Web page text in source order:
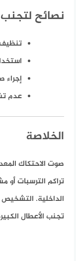
نصائح
تنظيف
إجراء
عدم
الخلاصة
صوت الاحتكاك
تراكم الترسبات أو
الداخلية. التشخيص
تجنب الأعطال